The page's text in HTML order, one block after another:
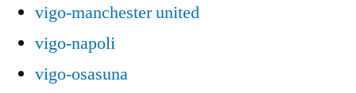
vigo-manchester united
vigo-napoli
vigo-osasuna